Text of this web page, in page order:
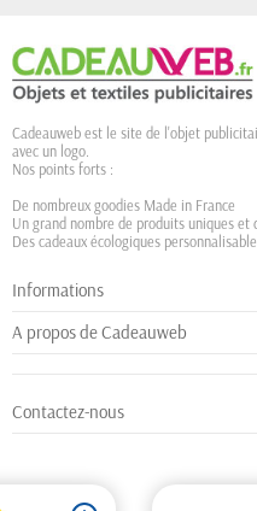
Cadeauweb est le site de l'objet
avec un logo.
Nos points forts :
De nombreux goodies Made in France
Un grand nombre de produits uniques et
Des cadeaux écologiques
Informations
A propos de Cadeauweb
Contactez-nous